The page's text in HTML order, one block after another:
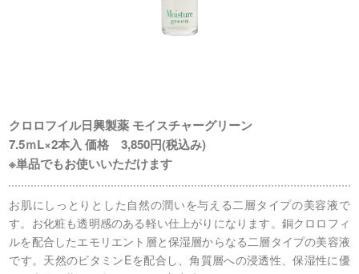
クロロフイル日興製薬 モイスチャーグリーン
7.5ｍL×2本入 価格 3,850円(税込み)
※単品でもお使いいただけます
お肌にしっとりとした自然の潤いを与える二層タイプの美容液で
す。お化粧も透明感のある軽い仕上がりになります。銅クロロフィ
ルを配合したエモリエント層と保湿層からなる二層タイプの美容液
です。天然のビタミンEを配合し、角質層への浸透性、保湿性に優